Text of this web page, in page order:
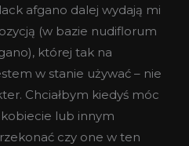
afgano dalej wydają mi
(w bazie nudiflorum
której tak na
w stanie używać – nie
Chciałbym kiedyś móc
lub innym
czy one w ten